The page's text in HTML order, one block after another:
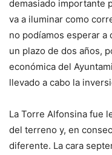
demasiado importante
va a iluminar como
no podíamos esperar
un plazo de dos años,
económica del
llevado a cabo la
La Torre Alfonsina fue
del terreno y, en
diferente. La cara